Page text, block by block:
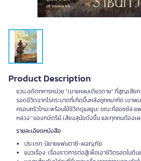
Product Description
แวน อดีตทหารหน่วย "เขาแหลมเดียวดาย" ที่สูญเสีย
รอดชีวิตจากโรคระบาดที่เกิดขึ้นหลังถูกหมากัด เขาพ
ครอบครัวโทมะพร้อมใช้ชีวิตดูแลยูนะ ขณะที่ฮอซซัล แพ
หลวง” ของกษัตริย์ เสียงสุนัขดังขึ้น และทุกคนต้องเ
รายละเอียดหนังสือ
ประเภท: นิยายแฟนตาซี-ผจญภัย
แนวเรื่อง: เรื่องราวการต่อสู้เพื่อเอาชีวิตรอดในดิ